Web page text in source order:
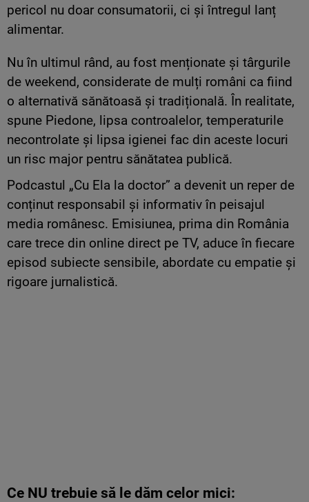
pericol nu doar consumatorii, ci și întregul lanț
alimentar.
Nu în ultimul rând, au fost menționate și târgurile
de weekend, considerate de mulți români ca fiind
o alternativă sănătoasă și tradițională. În realitate,
spune Piedone, lipsa controalelor, temperaturile
necontrolate și lipsa igienei fac din aceste locuri
un risc major pentru sănătatea publică.
Podcastul „Cu Ela la doctor” a devenit un reper de
conținut responsabil și informativ în peisajul
media românesc. Emisiunea, prima din România
care trece din online direct pe TV, aduce în fiecare
episod subiecte sensibile, abordate cu empatie și
rigoare jurnalistică.
Ce NU trebuie să le dăm celor mici: